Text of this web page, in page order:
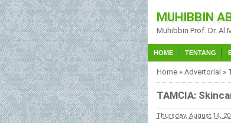
MUHIBBIN
Muhibbin Prof. Dr. Al
HOME TENTANG
Home» Advertorial »
TAMCIA:
Thursday, August 14,